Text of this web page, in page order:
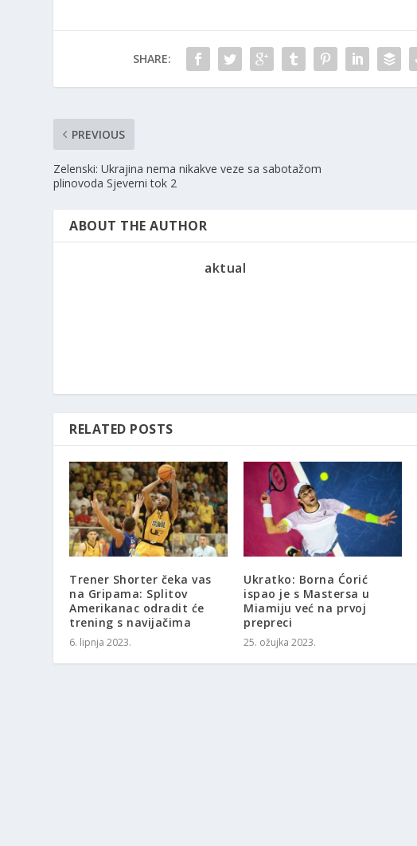
SHARE:
PREVIOUS
Zelenski: Ukrajina nema nikakve veze sa sabotažom
plinovoda Sjeverni tok 2
ABOUT THE AUTHOR
aktual
RELATED POSTS
Trener Shorter čeka vas
na Gripama: Splitov
Amerikanac odradit će
trening s navijačima
6. lipnja 2023.
Ukratko: Borna Ćorić
ispao je s Mastersa u
Miamiju već na prvoj
prepreci
25. ožujka 2023.